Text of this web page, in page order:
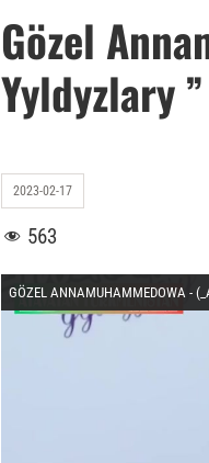
Gözel
Yyldyzlary
2023-02-17
563
GÖZEL ANNAMUHAMMEDOWA -